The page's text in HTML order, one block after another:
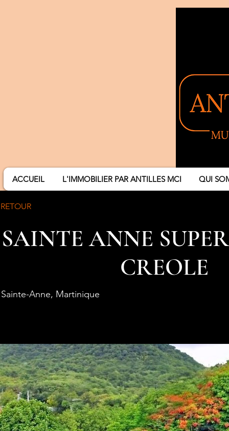
ACCUEIL L'IMMOBILIER PAR ANTILLES MCI QUI
RETOUR
SAINTE ANNE
CREOLE
Sainte-Anne, Martinique